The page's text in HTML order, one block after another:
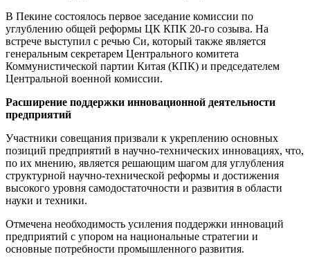
В Пекине состоялось первое заседание комиссии по
углублению общей реформы ЦК КПК 20-го созыва. На
встрече выступил с речью Си, который также является
генеральным секретарем Центрального комитета
Коммунистической партии Китая (КПК) и председателем
Центральной военной комиссии.
Расширение поддержки инновационной деятельности
предприятий
Участники совещания призвали к укреплению основных
позиций предприятий в научно-технических инновациях, что,
по их мнению, является решающим шагом для углубления
структурной научно-технической реформы и достижения
высокого уровня самодостаточности и развития в области
науки и техники.
Отмечена необходимость усиления поддержки инноваций
предприятий с упором на национальные стратегии и
основные потребности промышленного развития.